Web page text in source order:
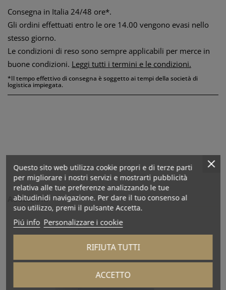
Consegna in Italia 24/48 ore*.
Gli ordini effettuati entro le ore 14.00 vengono evasi nello
stesso giorno.
Le condizioni di reso sono sempre applicabili per merce in
buone condizioni. Leggi tutti i termini e le condizioni.
*Il tempo effettivo di consegna è soggetto ai tempi della società di
logistica impiegata.
ACCESSORI
Questo sito web utilizza cookie propri e di terze parti
per migliorare i nostri servizi e mostrarti pubblicità
relativa alle tue preferenze analizzando le tue
abitudinidi navigazione. Per dare il tuo consenso al
suo utilizzo, premi il pulsante Accetta.
Piú info Personalizzare i cookie
RIFIUTA TUTTI
ACCETTO